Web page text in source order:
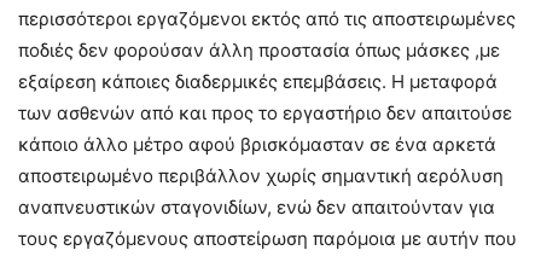
περισσότεροι εργαζόμενοι εκτός από τις αποστειρωμένες
ποδιές δεν φορούσαν άλλη προστασία όπως μάσκες ,με
εξαίρεση κάποιες διαδερμικές επεμβάσεις. Η μεταφορά
των ασθενών από και προς το εργαστήριο δεν απαιτούσε
κάποιο άλλο μέτρο αφού βρισκόμασταν σε ένα αρκετά
αποστειρωμένο περιβάλλον χωρίς σημαντική αερόλυση
αναπνευστικών σταγονιδίων, ενώ δεν απαιτούνταν για
τους εργαζόμενους αποστείρωση παρόμοια με αυτήν που